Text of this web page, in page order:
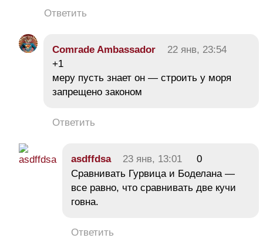
Ответить
Comrade Ambassador
22 янв, 23:54
+1
меру пусть знает он — строить у моря
запрещено законом
Ответить
asdffdsa 23 янв, 13:01
0
Сравнивать Гурвица и Боделана —
все равно, что сравнивать две кучи
говна.
Ответить